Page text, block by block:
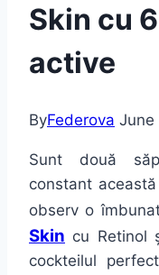
Skin cu
active
ByFederova June
Sunt două
constant această
observ o
Skin cu Retinol
cockteilul